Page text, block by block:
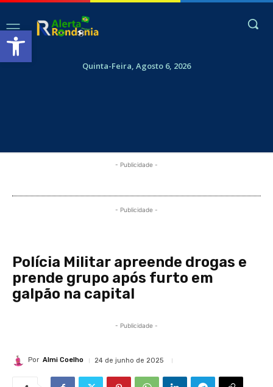
Abrir a barra de ferramentas
Quinta-Feira, Agosto 6, 2026
- Publicidade -
- Publicidade -
Polícia Militar apreende drogas e
prende grupo após furto em
galpão na capital
- Publicidade -
Por Almi Coelho 24 de junho de 2025